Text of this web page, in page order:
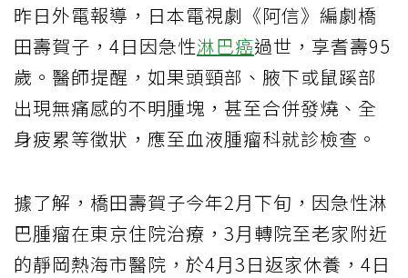
昨日外電報導，日本電視劇《阿信》編劇橋
田壽賀子，4日因急性淋巴癌過世，享耆壽95
歲。醫師提醒，如果頭頸部、腋下或鼠蹊部
出現無痛感的不明腫塊，甚至合併發燒、全
身疲累等徵狀，應至血液腫瘤科就診檢查。
據了解，橋田壽賀子今年2月下旬，因急性淋
巴腫瘤在東京住院治療，3月轉院至老家附近
的靜岡熱海市醫院，於4月3日返家休養，4日